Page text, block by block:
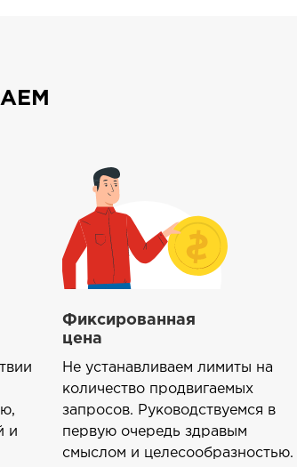
и
Фиксированная
цена
Не устанавливаем лимиты на
количество продвигаемых
запросов. Руководствуемся в
первую очередь здравым
смыслом и целесообразностью.